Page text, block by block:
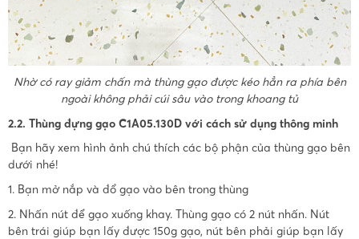
Nhờ có ray giảm chấn mà thùng gạo được kéo hẳn ra phía bên
ngoài không phải cúi sâu vào trong khoang tủ
2.2. Thùng đựng gạo C1A05.130D với cách sử dụng thông minh
Bạn hãy xem hình ảnh chú thích các bộ phận của thùng gạo bên
dưới nhé!
1. Bạn mở nắp và đổ gạo vào bên trong thùng
2. Nhấn nút để gạo xuống khay. Thùng gạo có 2 nút nhấn. Nút
bên trái giúp bạn lấy được 150g gạo, nút bên phải giúp bạn lấy